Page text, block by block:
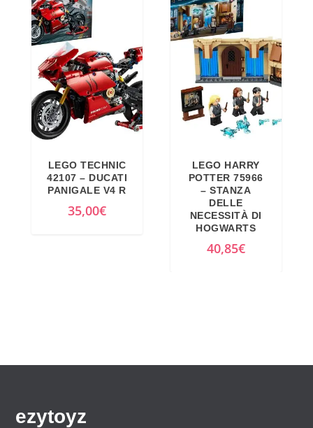
LEGO TECHNIC
42107 – DUCATI
PANIGALE V4 R
35,00€
LEGO HARRY
POTTER 75966
– STANZA
DELLE
NECESSITÀ DI
HOGWARTS
40,85€
ezytoyz